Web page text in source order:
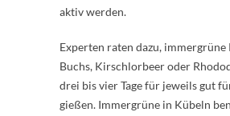
aktiv werden.
Experten raten dazu, immergrüne
Buchs, Kirschlorbeer oder
drei bis vier Tage für jeweils gut
gießen. Immergrüne in Kübeln